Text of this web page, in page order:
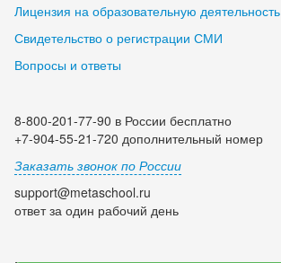
Лицензия на образовательную деятельность
Свидетельство о регистрации СМИ
Вопросы и ответы
8-800-201-77-90 в России бесплатно
+7-904-55-21-720 дополнительный номер
Заказать звонок по России
support@metaschool.ru
ответ за один рабочий день